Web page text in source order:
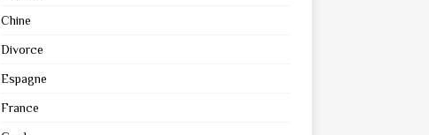
Chine
Divorce
Espagne
France